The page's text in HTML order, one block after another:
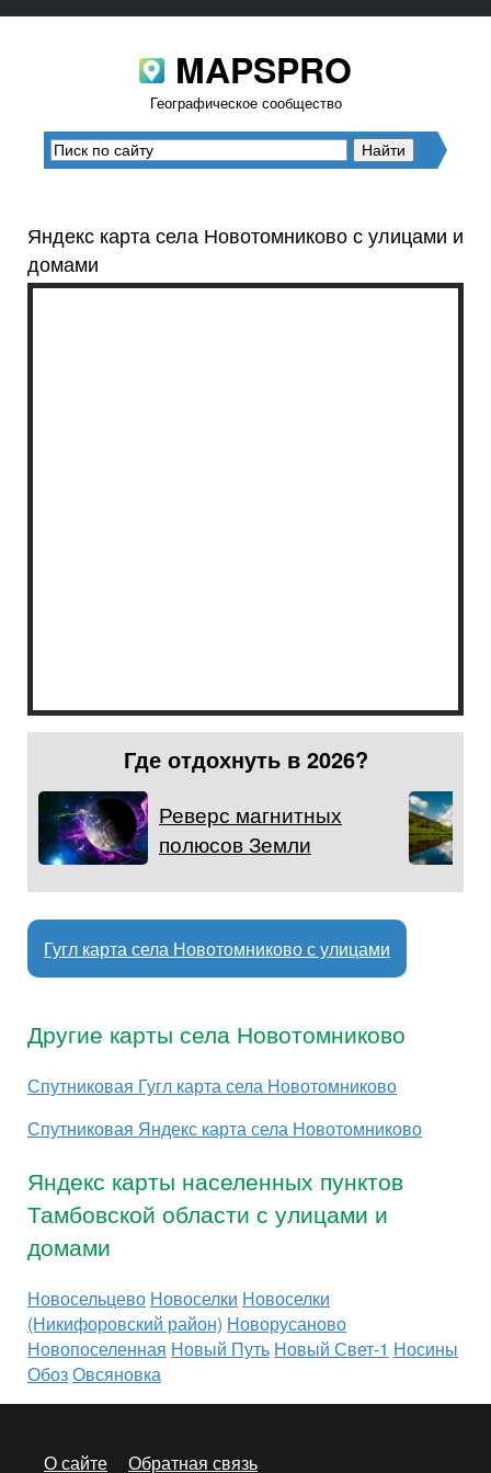
MAPSPRO
Географическое сообщество
Яндекс карта села Новотомниково с улицами и
домами
Где отдохнуть в 2026?
Реверс магнитных
полюсов Земли
Гугл карта села Новотомниково с улицами
Другие карты села Новотомниково
Спутниковая Гугл карта села Новотомниково
Спутниковая Яндекс карта села Новотомниково
Яндекс карты населенных пунктов
Тамбовской области с улицами и
домами
Новосельцево Новоселки Новоселки
(Никифоровский район) Новорусаново
Новопоселенная Новый Путь Новый Свет-1 Носины
ОбозОвсяновка
О сайте Обратная связь